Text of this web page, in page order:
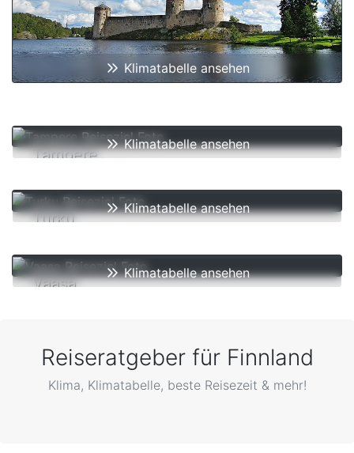
Klimatabelle ansehen
Tampere
Klimatabelle ansehen
Turku
Klimatabelle ansehen
Vaasa
Klimatabelle ansehen
Reiseratgeber für Finnland
Klima, Klimatabelle, beste Reisezeit & mehr!